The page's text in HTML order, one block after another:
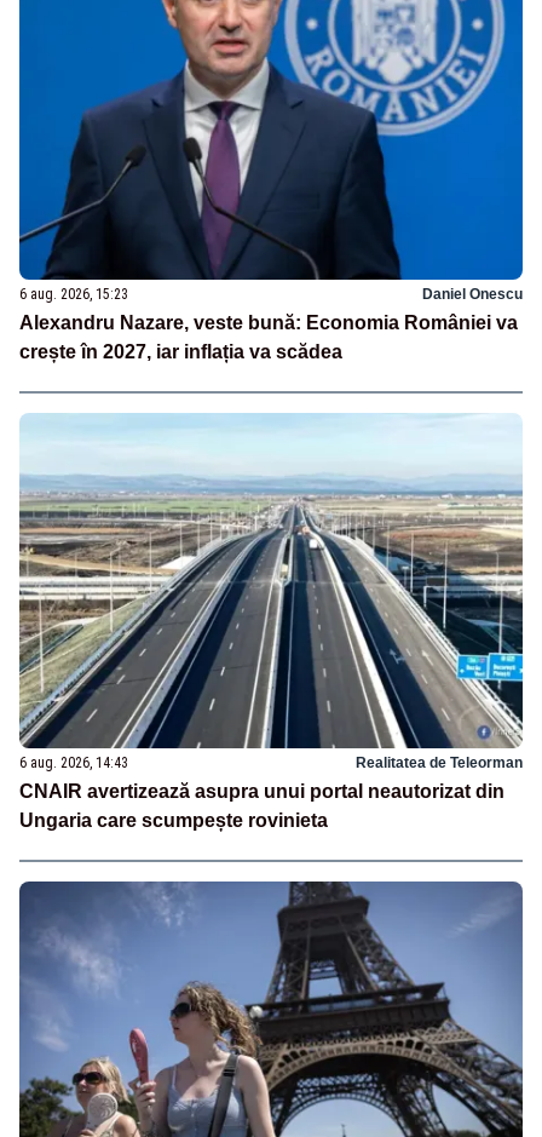
6 aug. 2026, 15:23 Daniel Onescu
Alexandru Nazare, veste bună: Economia României va
crește în 2027, iar inflația va scădea
6 aug. 2026, 14:43 Realitatea de Teleorman
CNAIR avertizează asupra unui portal neautorizat din
Ungaria care scumpește rovinieta